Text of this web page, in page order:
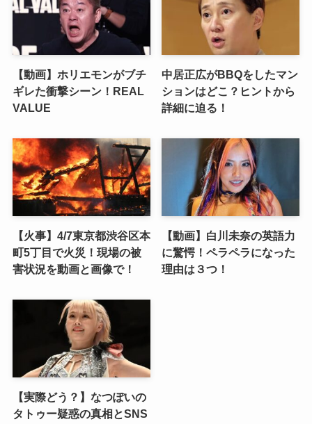
【動画】ホリエモンがブチ
ギレた衝撃シーン！REAL
VALUE
中居正広がBBQをしたマン
ションはどこ？ヒントから
詳細に迫る！
【火事】4/7東京都渋谷区本
町5丁目で火災！現場の被
害状況を動画と画像で！
【動画】白川未奈の英語力
に驚愕！ペラペラになった
理由は３つ！
【実際どう？】なつぽいの
タトゥー疑惑の真相とSNS